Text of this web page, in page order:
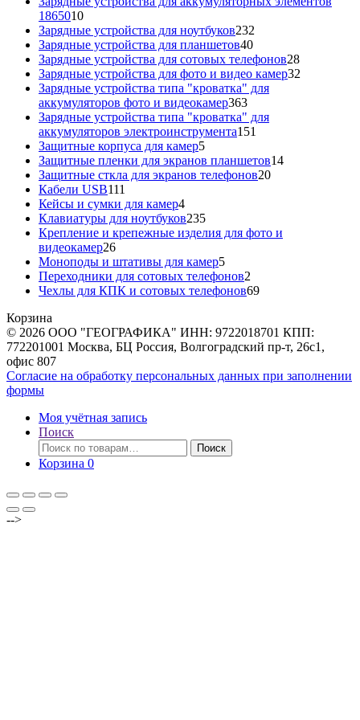
186501010
товаров
Зарядные устройства для ноутбуков232
Зарядные устройства для планшетов4040
товаров
Зарядные устройства для сотовых телефонов2828
товаров
Зарядные устройства для фото и видео камер32
Зарядные устройства типа "кроватка" для
аккумуляторов фото и видеокамер363363
товара
Зарядные устройства типа "кроватка" для
аккумуляторов электроинструмента151
Защитные корпуса для камер55
товаров
Защитные пленки для экранов планшетов1414
Защитные сткла для экранов телефонов2020
Кабели USB111
товаров
Кейсы и сумки для камер44
товара
Клавиатуры для ноутбуков235235
товаров
Крепление и крепежные изделия для фото и
видеокамер2626
товаров
Моноподы и штативы для камер55
товаров
Переходники для сотовых телефонов2
товара
Чехлы для КПК и сотовых телефонов6969
Корзина
© 2026 ООО "ГЕОГРАФИКА" ИНН: 9722018701 КПП:
772201001 Москва, БЦ Россия, Волгоградский пр-т, 26с1,
офис 807
Согласие на обработку персональных данных при заполнении
формы
Моя учётная запись
Поиск
Искать:
Поиск
Корзина 0
-->